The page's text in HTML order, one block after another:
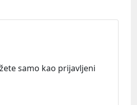
samo kao prijavljeni